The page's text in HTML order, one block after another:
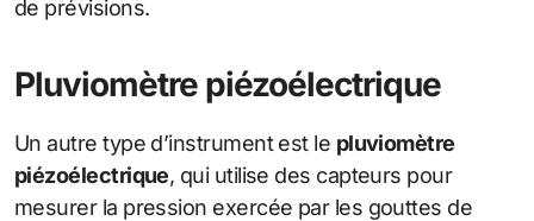
de prévisions.
Pluviomètre piézoélectrique
Un autre type d’instrument est le pluviomètre
piézoélectrique, qui utilise des capteurs pour
mesurer la pression exercée par les gouttes de